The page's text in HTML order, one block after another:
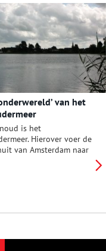
van het
is het
Hierover voer de
van Amsterdam naar